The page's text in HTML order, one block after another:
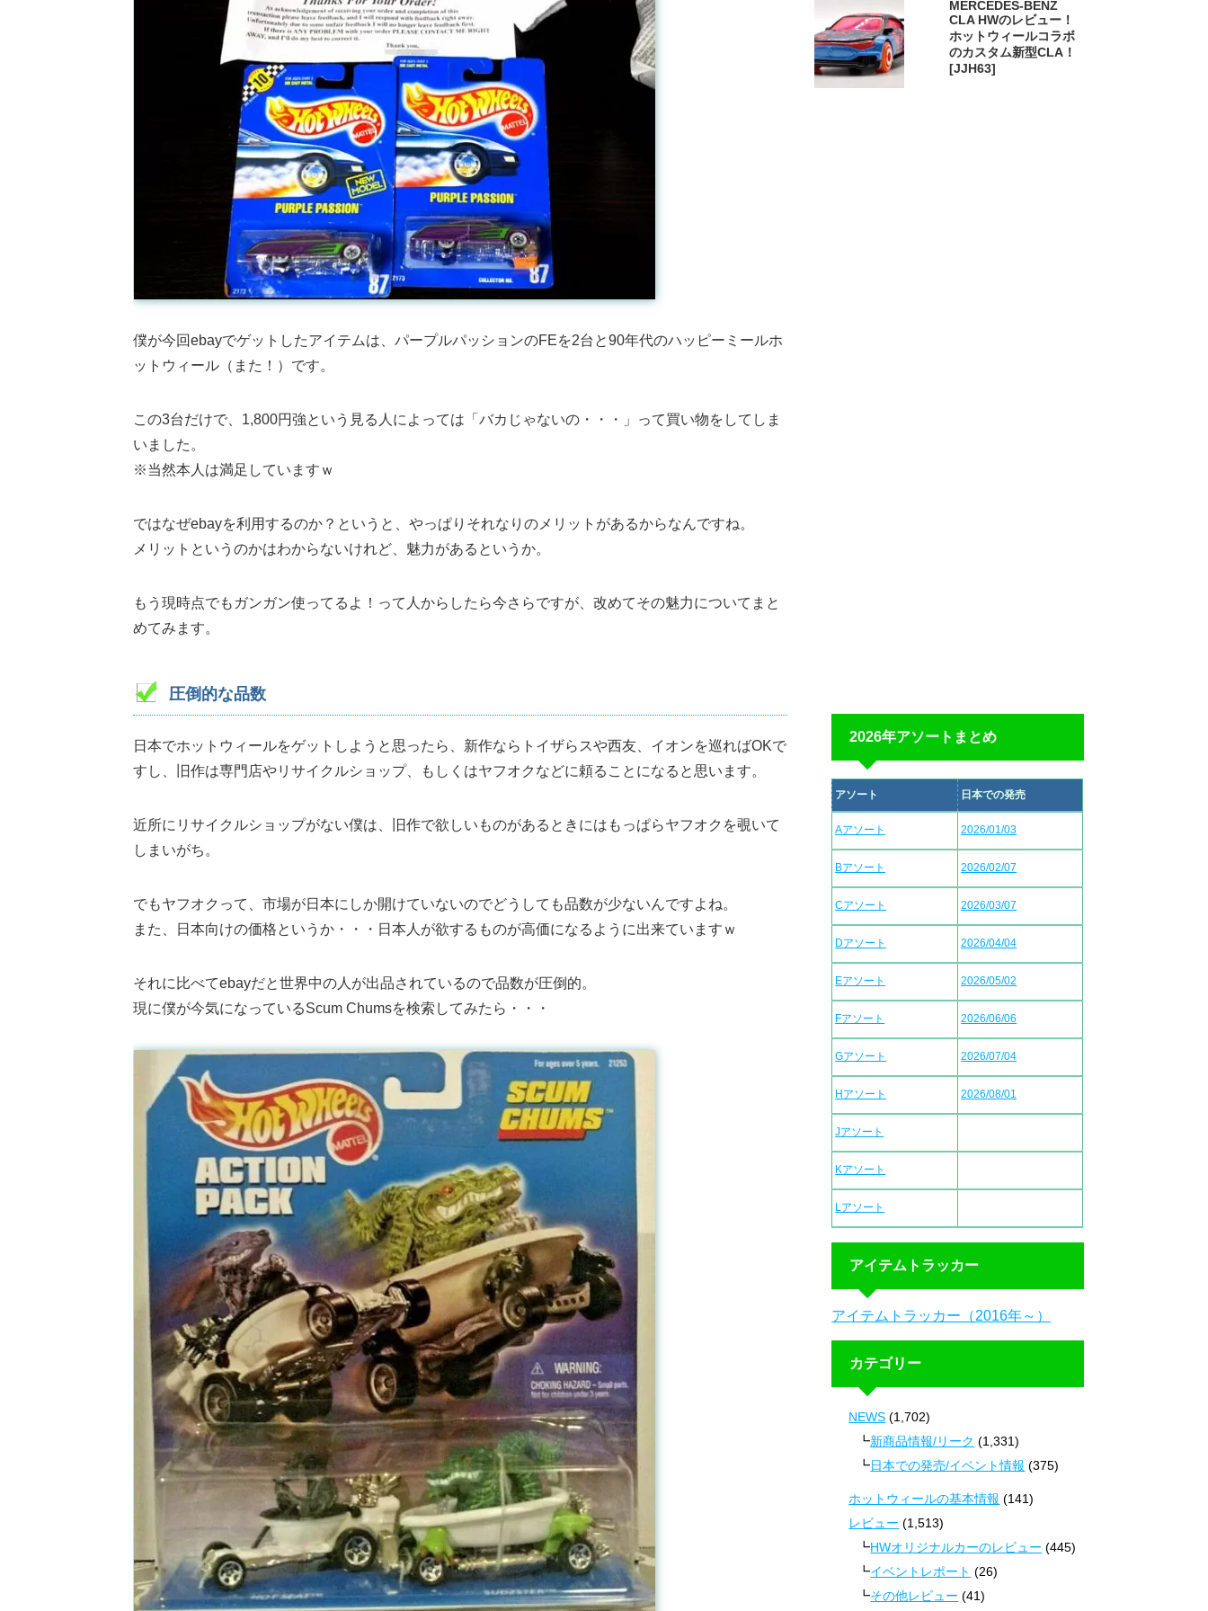
僕が今回ebayでゲットしたアイテムは、パープルパッションのFEを2台と90年代のハッピーミールホ
ットウィール（また！）です。
この3台だけで、1,800円強という見る人によっては「バカじゃないの・・・」って買い物をしてしま
いました。
※当然本人は満足していますｗ
ではなぜebayを利用するのか？というと、やっぱりそれなりのメリットがあるからなんですね。
メリットというのかはわからないけれど、魅力があるというか。
もう現時点でもガンガン使ってるよ！って人からしたら今さらですが、改めてその魅力についてまと
めてみます。
圧倒的な品数
日本でホットウィールをゲットしようと思ったら、新作ならトイザらスや西友、イオンを巡ればOKで
すし、旧作は専門店やリサイクルショップ、もしくはヤフオクなどに頼ることになると思います。
近所にリサイクルショップがない僕は、旧作で欲しいものがあるときにはもっぱらヤフオクを覗いて
しまいがち。
でもヤフオクって、市場が日本にしか開けていないのでどうしても品数が少ないんですよね。
また、日本向けの価格というか・・・日本人が欲するものが高価になるように出来ていますｗ
それに比べてebayだと世界中の人が出品されているので品数が圧倒的。
現に僕が今気になっているScum Chumsを検索してみたら・・・
MERCEDES-BENZ
CLA HWのレビュー！
ホットウィールコラボ
のカスタム新型CLA！
[JJH63]
2026年アソートまとめ
アソート 日本での発売
Aアソート 2026/01/03
Bアソート 2026/02/07
Cアソート 2026/03/07
Dアソート 2026/04/04
Eアソート 2026/05/02
Fアソート 2026/06/06
Gアソート 2026/07/04
Hアソート 2026/08/01
Jアソート
Kアソート
Lアソート
アイテムトラッカー
アイテムトラッカー（2016年～）
カテゴリー
NEWS (1,702)
新商品情報/リーク (1,331)
日本での発売/イベント情報 (375)
ホットウィールの基本情報 (141)
レビュー (1,513)
HWオリジナルカーのレビュー (445)
イベントレポート (26)
その他レビュー (41)